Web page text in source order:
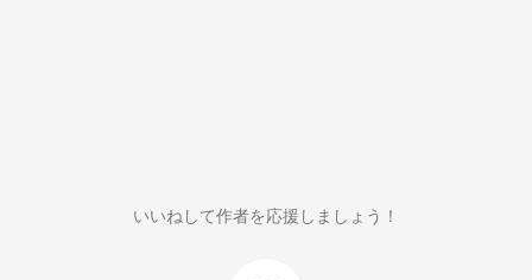
いいねして作者を応援しましょう！